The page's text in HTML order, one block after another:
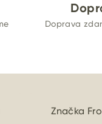
Doprava
Značka